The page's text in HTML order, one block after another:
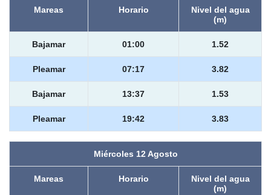
Mareas Horario
Nivel del agua
(m)
Bajamar 01:00 1.52
Pleamar 07:17 3.82
Bajamar 13:37 1.53
Pleamar 19:42 3.83
Miércoles 12 Agosto
Mareas Horario
Nivel del agua
(m)